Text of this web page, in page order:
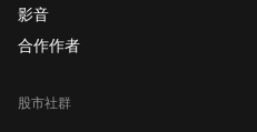
影音
合作作者
股市社群